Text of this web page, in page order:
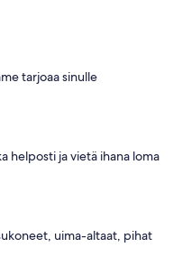
tarjoaa sinulle
helposti ja vietä ihana loma
uima-altaat, pihat